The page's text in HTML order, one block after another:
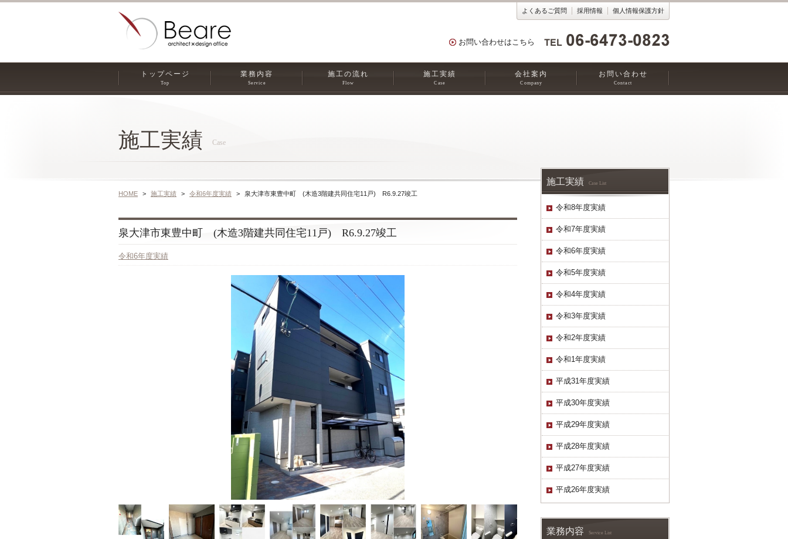
よくあるご質問 採用情報 個人情報保護方針
お問い合わせはこちら
トップページ
Top
業務内容
Service
施工の流れ
Flow
施工実績
Case
会社案内
Company
お問い合わせ
Contact
施工実績 Case
HOME 施工実績 令和6年度実績 泉大津市東豊中町 (木造3階建共同住宅11戸) R6.9.27竣工
泉大津市東豊中町 (木造3階建共同住宅11戸) R6.9.27竣工
令和6年度実績
施工実績 Case List
令和8年度実績
令和7年度実績
令和6年度実績
令和5年度実績
令和4年度実績
令和3年度実績
令和2年度実績
令和1年度実績
平成31年度実績
平成30年度実績
平成29年度実績
平成28年度実績
平成27年度実績
平成26年度実績
業務内容 Service List